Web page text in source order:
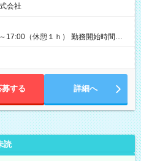
関、駐車場あり。（粕屋郡） 【試用期間】試用期間なし
会社
憩１ｈ） 勤務開始時間等
（例：10時から17時 など） お気軽
メールで返信してください。
募する 詳細へ
読